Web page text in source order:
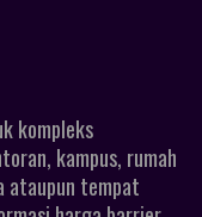
kompleks
kampus, rumah
ataupun tempat